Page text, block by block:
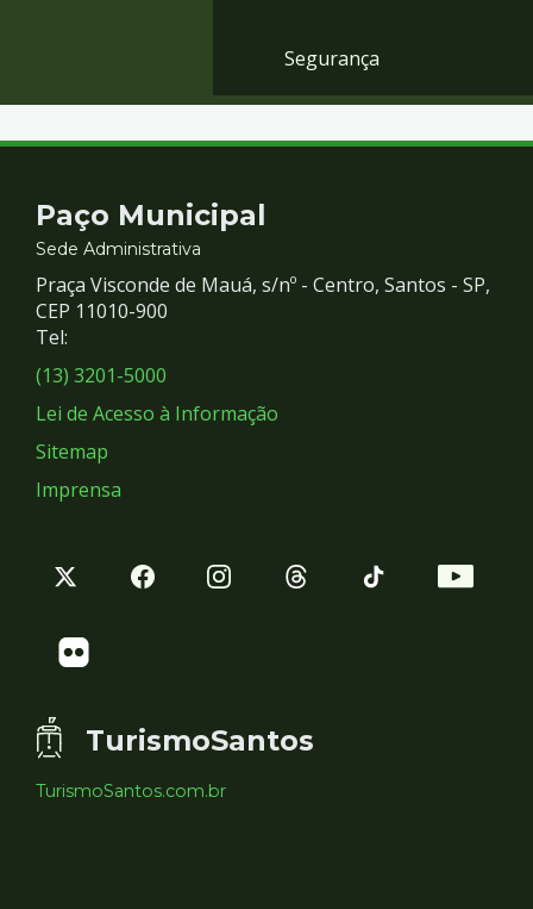
Segurança
Contato
e
Redes
Sociais
Paço Municipal
Sede Administrativa
Praça Visconde de Mauá, s/nº - Centro, Santos - SP,
CEP 11010-900
Tel:
(13) 3201-5000
Lei de Acesso à Informação
Sitemap
Imprensa
TurismoSantos
TurismoSantos.com.br